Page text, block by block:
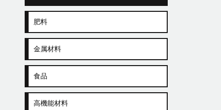
肥料
金属材料
食品
高機能材料